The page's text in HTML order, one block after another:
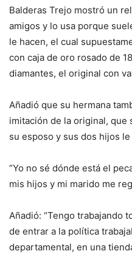
Balderas Trejo mostró un
amigos y lo usa porque
le hacen, el cual
con caja de oro rosado de
diamantes, el original con
Añadió que su hermana
imitación de la original, que
su esposo y sus dos hijos
“Yo no sé dónde está el
mis hijos y mi marido me
Añadió: “Tengo trabajando
de entrar a la política
departamental, en una